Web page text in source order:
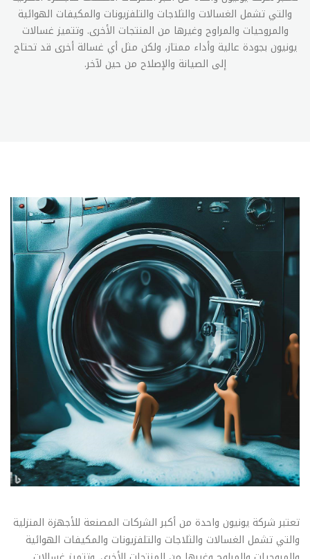
والتي تشمل الغسالات والثلاجات والتلفزيونات والمكيفات الهوائية
والمروحيات والمراوح وغيرها من المنتجات الأخرى. وتتميز غسالات
يونيون بجودة عالية وأداء ممتاز، ولكن مثل أي غسالة أخرى قد تحتاج
إلى الصيانة والإصلاح من حين لآخر.
تعتبر شركة يونيون واحدة من أكبر الشركات المصنعة للأجهزة المنزلية
والتي تشمل الغسالات والثلاجات والتلفزيونات والمكيفات الهوائية